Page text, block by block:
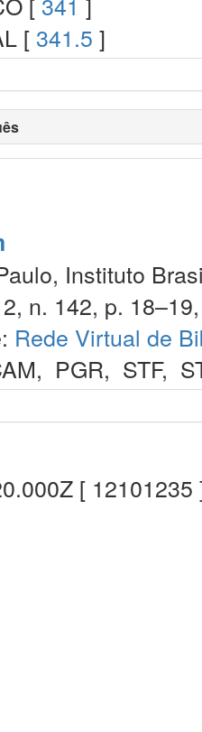
[ 341.5 ]
Instituto
n. 142, p.
Rede Virtual de
, PGR, STF,
[ 12101235